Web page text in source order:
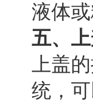
液体
五、
上盖
统，